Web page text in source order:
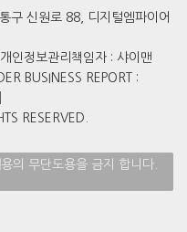
구 신원로 88, 디지털엠파이어
인정보관리책임자 : 샤이맨
BUSINESS REPORT :
RESERVED.
의 무단도용을 금지 합니다.